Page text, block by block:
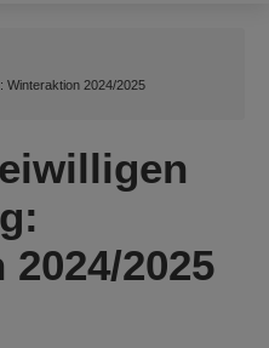
Winteraktion 2024/2025
2025